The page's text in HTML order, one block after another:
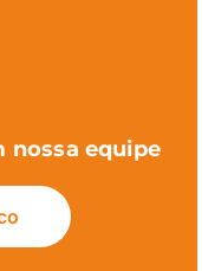
nossa equipe